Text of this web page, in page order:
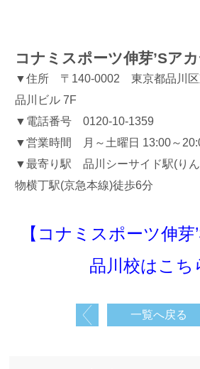
コナミスポーツ伸芽’Sア
▼住所 〒140-0002 東京都品川区
品川ビル 7F
▼電話番号 0120-10-1359
▼営業時間 月～土曜日 13:00～
▼最寄り駅 品川シーサイド駅(り
物横丁駅(京急本線)徒歩6分
【コナミスポーツ伸芽
品川校はこち
一覧へ戻る